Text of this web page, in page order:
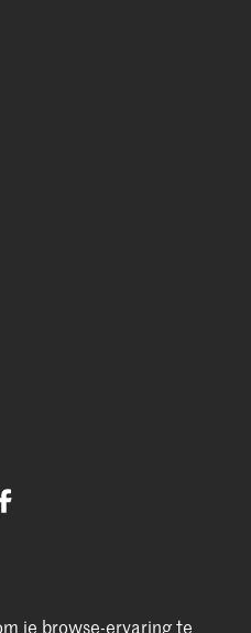
Kunsten vormt
de Hogeschool
je browse-ervaring te